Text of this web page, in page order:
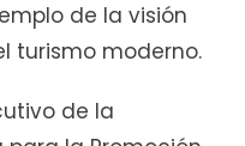
de la visión
turismo moderno.
de la